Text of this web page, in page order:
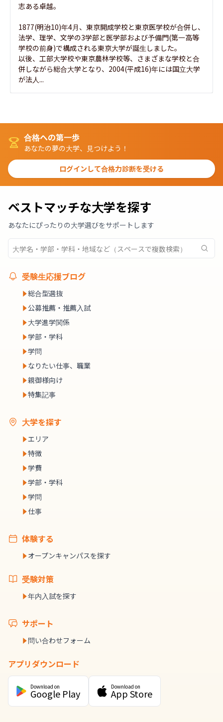
志ある卓越。
1877(明治10)年4月、東京開成学校と東京医学校が合併し、
法学、理学、文学の3学部と医学部および予備門(第一高等
学校の前身)で構成される東京大学が誕生しました。
以後、工部大学校や東京農林学校等、さまざまな学校と合
併しながら総合大学となり、2004(平成16)年には国立大学
が法人...
合格への第一歩
あなたの夢の大学、見つけよう！
ログインして合格力診断を受ける
ベストマッチな大学を探す
あなたにぴったりの大学選びをサポートします
受験生応援ブログ
総合型選抜
公募推薦・推薦入試
大学進学関係
学部・学科
学問
なりたい仕事、職業
親御様向け
特集記事
大学を探す
エリア
特徴
学費
学部・学科
学問
仕事
体験する
オープンキャンパスを探す
受験対策
年内入試を探す
サポート
問い合わせフォーム
アプリダウンロード
Download on
Google Play
Download on
App Store